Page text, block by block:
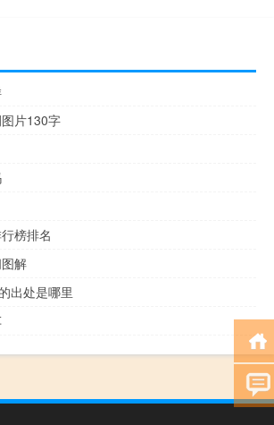
片130字
榜排名
解
出处是哪里